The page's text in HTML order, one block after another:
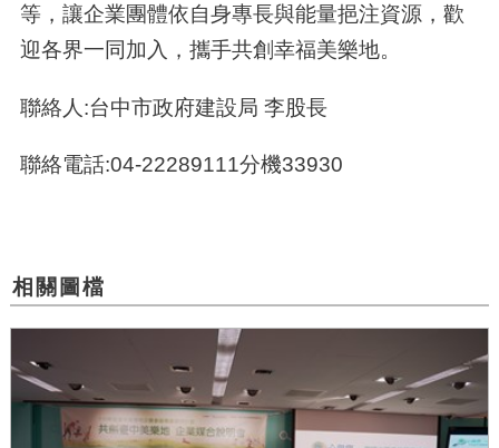
等，讓企業團體依自身專長與能量挹注資源，歡
迎各界一同加入，攜手共創幸福美樂地。
聯絡人:台中市政府建設局 李股長
聯絡電話:04-22289111分機33930
相關圖檔